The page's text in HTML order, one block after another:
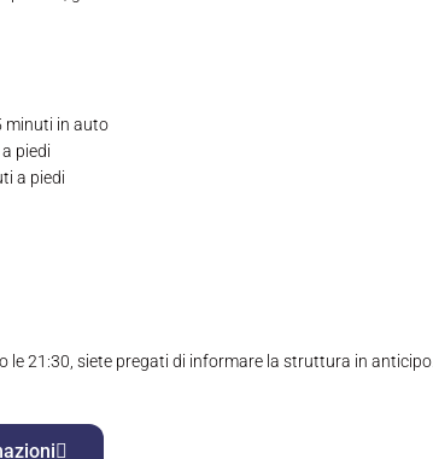
minuti in auto
piedi
a piedi
le 21:30, siete pregati di informare la struttura in anticipo.